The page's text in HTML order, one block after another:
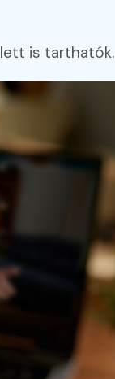
is tarthatók.